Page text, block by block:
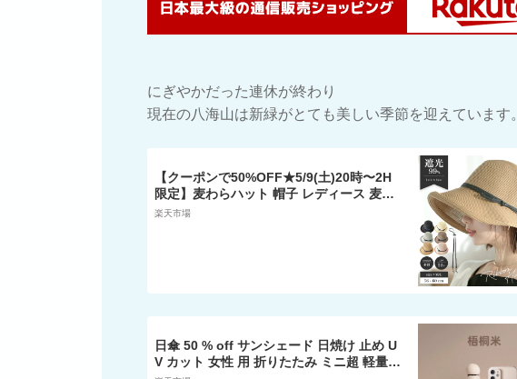
にぎやかだった連休が終わり
現在の八海山は新緑がとても美しい季節を迎えています。
【クーポンで50%OFF★5/9(土)20時〜2H
限定】麦わらハット 帽子 レディース 麦わ
ら帽子 ストローハット ペーパー 春夏 大き
楽天市場
日傘 50 % off サンシェード 日焼け 止め U
V カット 女性 用 折りたたみ ミニ超 軽量